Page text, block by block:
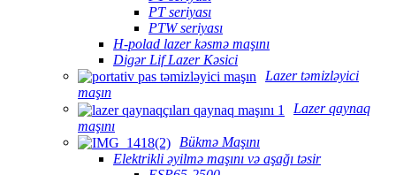
PT seriyası
PTW seriyası
H-polad lazer kəsmə maşını
Digər Lif Lazer Kəsici
Lazer təmizləyici
maşın
Lazer qaynaq
maşını
Bükmə Maşını
Elektrikli əyilmə maşını və aşağı təsir